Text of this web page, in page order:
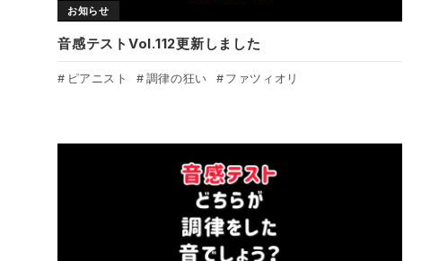
お知らせ
音感テストVol.112更新しました
ピアニスト 調律の狂い ファツィオリ